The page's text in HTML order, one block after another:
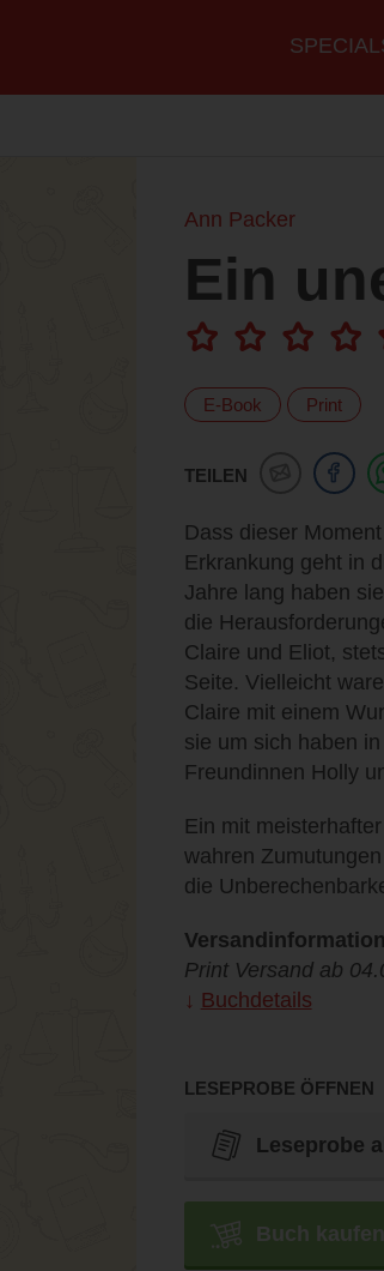
Hauptmenü
Ann Packer
Ein
E-Book Print
TEILEN
Dass dieser
Erkrankung geht in
Jahre lang haben
die
Claire und Eliot,
Seite. Vielleicht
Claire mit einem
sie um sich haben
Freundinnen Holly
Ein mit
wahren
die
Print Versand ab
Buchdetails
LESEPROBE ÖFFNEN
Leseprobe
Buch kaufen